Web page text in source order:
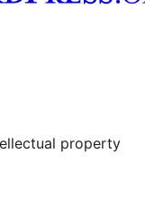
property